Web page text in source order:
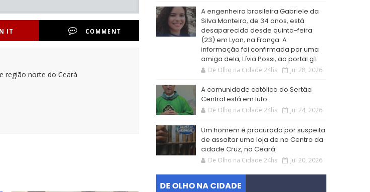
IT COMMENT
região norte do Ceará
A engenheira brasileira Gabriele da
Silva Monteiro, de 34 anos, está
desaparecida desde quinta-feira
(23) em Lyon, na França. A
informação foi confirmada por uma
amiga dela, Lívia Possi, ao portal g1.
De Olho na Cidade 24hs Jul 28, 2026
A comunidade católica do Sertão
Central está em luto.
De Olho na Cidade 24hs Jul 24, 2026
Um homem é procurado por suspeita
de assaltar uma loja de no Centro da
cidade Cruz, no Ceará.
De Olho na Cidade 24hs Jul 20, 2026
DE OLHO NA CIDADE